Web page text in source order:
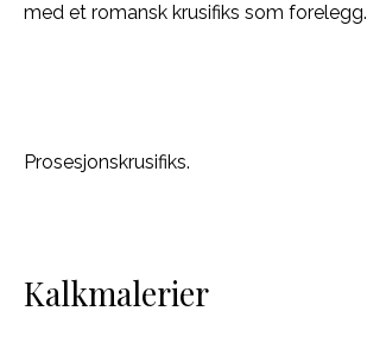
med et romansk krusifiks som forelegg.
Prosesjonskrusifiks.
Kalkmalerier